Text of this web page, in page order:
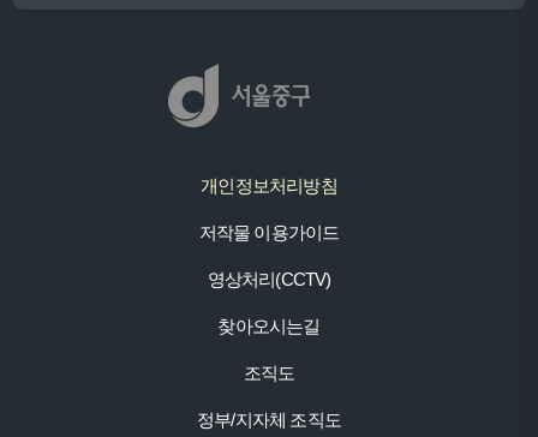
개인정보처리방침
저작물 이용가이드
영상처리(CCTV)
찾아오시는길
조직도
정부/지자체 조직도